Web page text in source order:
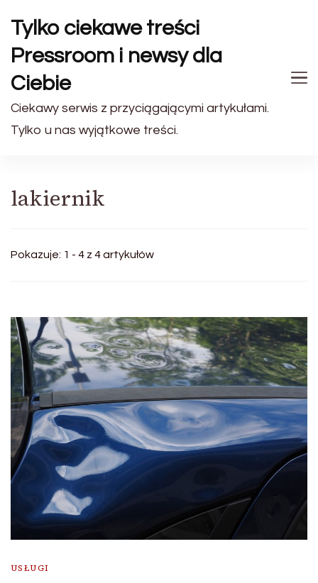
Tylko ciekawe treści
Pressroom i newsy dla
Ciebie
Ciekawy serwis z przyciągającymi artykułami.
Tylko u nas wyjątkowe treści.
lakiernik
Pokazuje: 1 - 4 z 4 artykułów
USŁUGI